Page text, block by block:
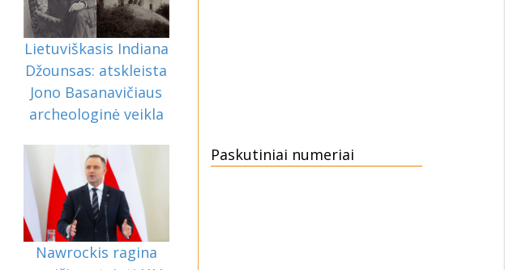
Lietuviškasis Indiana
Džounsas: atskleista
Jono Basanavičiaus
archeologinė veikla
Nawrockis ragina
Paskutiniai numeriai